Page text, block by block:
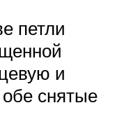
петли
и
снятые